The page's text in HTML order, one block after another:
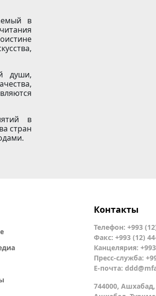
в
души,
в
стран
Контакты
Телефон: +993
Факс: +993 (12)
Канцелярия:
Пресс-служба:
Е-почта:
744000,